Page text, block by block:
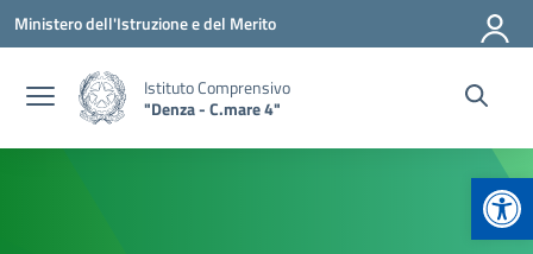
Vai ai contenuti
Vai al menu di navigazione
Vai al footer
Ministero dell'Istruzione e del Merito
Istituto Comprensivo
"Denza - C.mare 4"